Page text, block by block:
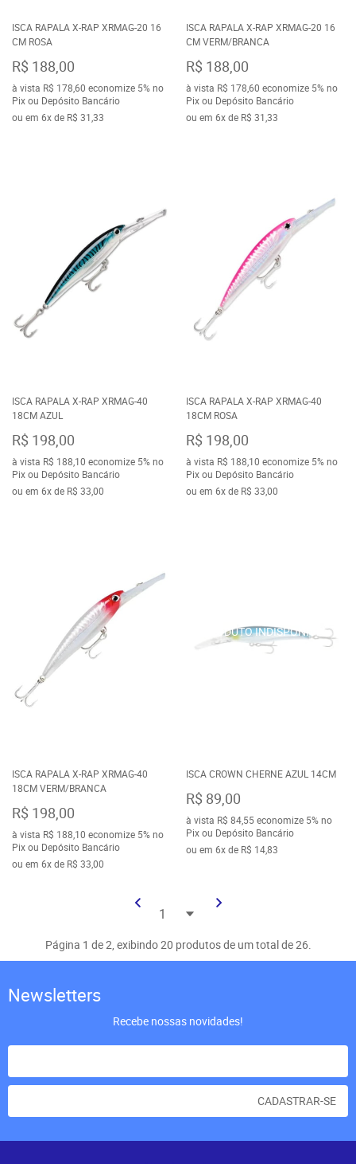
ISCA RAPALA X-RAP XRMAG-20 16
CM ROSA
R$ 188,00
à vista R$ 178,60 economize 5%no
Pix ou Depósito Bancário
ou em 6xde R$ 31,33
ISCA RAPALA X-RAP XRMAG-20 16
CM VERM/BRANCA
R$ 188,00
à vista R$ 178,60 economize 5%no
Pix ou Depósito Bancário
ou em 6xde R$ 31,33
ISCA RAPALA X-RAP XRMAG-40
18CM AZUL
R$ 198,00
à vista R$ 188,10 economize 5%no
Pix ou Depósito Bancário
ou em 6xde R$ 33,00
ISCA RAPALA X-RAP XRMAG-40
18CM ROSA
R$ 198,00
à vista R$ 188,10 economize 5%no
Pix ou Depósito Bancário
ou em 6xde R$ 33,00
ISCA RAPALA X-RAP XRMAG-40
18CM VERM/BRANCA
R$ 198,00
à vista R$ 188,10 economize 5%no
Pix ou Depósito Bancário
ou em 6xde R$ 33,00
ISCA CROWN CHERNE AZUL 14CM
R$ 89,00
à vista R$ 84,55economize 5%no
Pix ou Depósito Bancário
ou em 6xde R$ 14,83
Página 1 de 2, exibindo 20 produtos de um total de 26.
Newsletters
Recebe nossas novidades!
CADASTRAR-SE